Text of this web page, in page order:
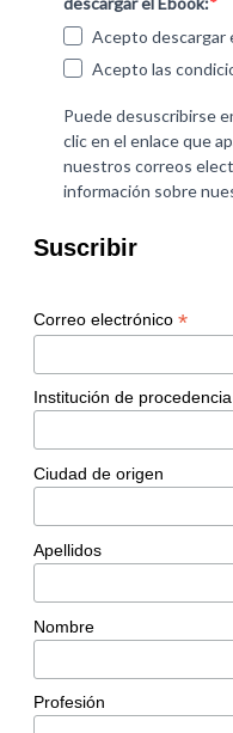
Suscribir
Correo electrónico *
Institución de procedencia
Ciudad de origen
Apellidos
Nombre
Profesión